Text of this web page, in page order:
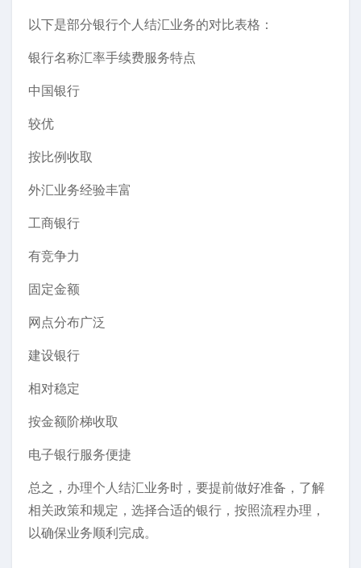
以下是部分银行个人结汇业务的对比表格：
银行名称汇率手续费服务特点
中国银行
较优
按比例收取
外汇业务经验丰富
工商银行
有竞争力
固定金额
网点分布广泛
建设银行
相对稳定
按金额阶梯收取
电子银行服务便捷
总之，办理个人结汇业务时，要提前做好准备，了解
相关政策和规定，选择合适的银行，按照流程办理，
以确保业务顺利完成。